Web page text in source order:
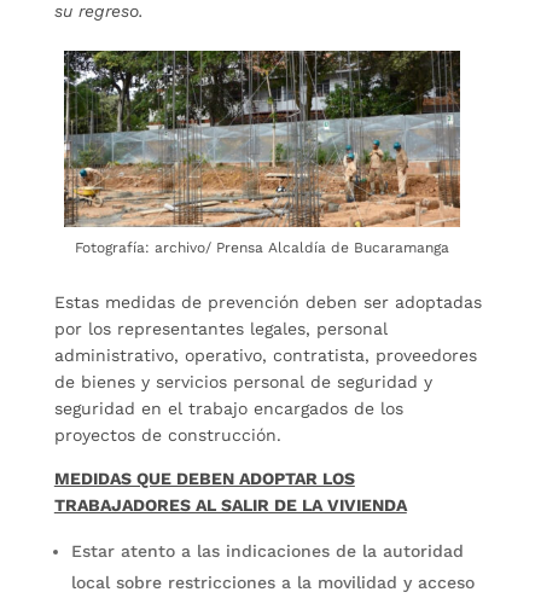
su regreso.
Fotografía: archivo/ Prensa Alcaldía de Bucaramanga
Estas medidas de prevención deben ser adoptadas
por los representantes legales, personal
administrativo, operativo, contratista, proveedores
de bienes y servicios personal de seguridad y
seguridad en el trabajo encargados de los
proyectos de construcción.
MEDIDAS QUE DEBEN ADOPTAR LOS
TRABAJADORES AL SALIR DE LA VIVIENDA
Estar atento a las indicaciones de la autoridad
local sobre restricciones a la movilidad y acceso